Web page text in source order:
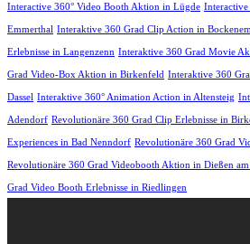
Interactive 360° Video Booth Aktion in Lügde
Emmerthal Interaktive 360 Grad Clip Action in Bockenem
Erlebnisse in Langenzenn Interaktive 360 Grad Movie
Grad Video-Box Aktion in Birkenfeld Interaktive 360
Dassel Interaktive 360° Animation Action in Altensteig
Adendorf Revolutionäre 360 Grad Clip Erlebnisse in
Experiences in Bad Nenndorf Revolutionäre 360 Grad
Revolutionäre 360 Grad Videobooth Aktion in Dießen am
Grad Video Booth Erlebnisse in Riedlingen